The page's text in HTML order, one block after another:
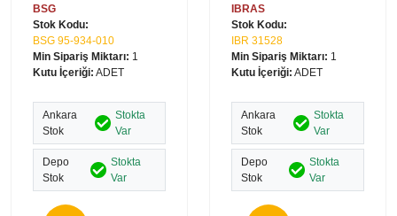
BSG
Stok Kodu:
BSG 95-934-010
Min Sipariş Miktarı: 1
Kutu İçeriği: ADET
Ankara
Stok
Stokta
Var
Depo
Stok
Stokta
Var
IBRAS
Stok Kodu:
IBR 31528
Min Sipariş Miktarı: 1
Kutu İçeriği: ADET
Ankara
Stok
Stokta
Var
Depo
Stok
Stokta
Var